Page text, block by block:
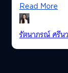
Read More
รัตนาภรณ์ ศรีน